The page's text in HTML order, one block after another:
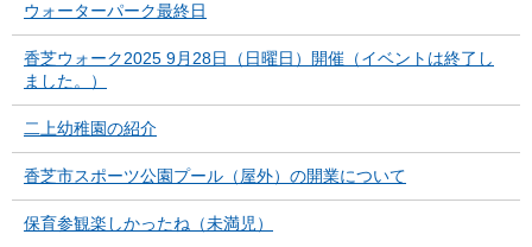
ウォーターパーク最終日
香芝ウォーク2025 9月28日（日曜日）開催（イベントは終了し
ました。）
二上幼稚園の紹介
香芝市スポーツ公園プール（屋外）の開業について
保育参観楽しかったね（未満児）